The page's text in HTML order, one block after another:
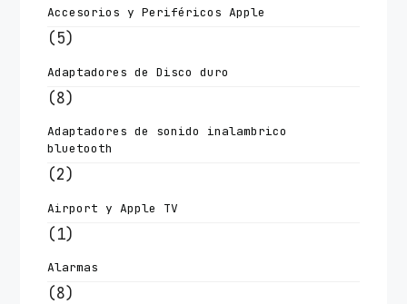
Accesorios y Periféricos Apple
(5)
Adaptadores de Disco duro
(8)
Adaptadores de sonido inalambrico
bluetooth
(2)
Airport y Apple TV
(1)
Alarmas
(8)